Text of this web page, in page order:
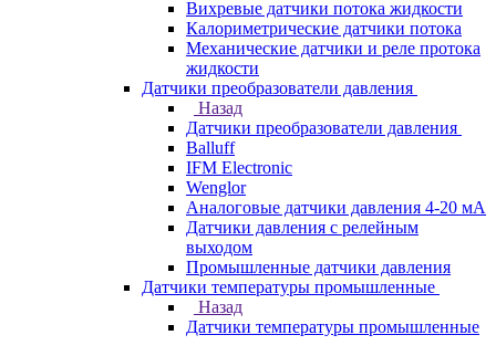
Вихревые датчики потока жидкости
Калориметрические датчики потока
Механические датчики и реле протока
жидкости
Датчики преобразователи давления
Назад
Датчики преобразователи давления
Balluff
IFM Electronic
Wenglor
Аналоговые датчики давления 4-20 мА
Датчики давления с релейным
выходом
Промышленные датчики давления
Датчики температуры промышленные
Назад
Датчики температуры промышленные